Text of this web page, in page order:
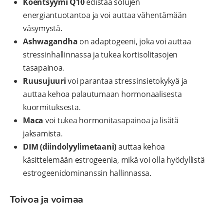
energiantuotantoa ja voi auttaa vähentämään
väsymystä.
Ashwagandha on adaptogeeni, joka voi auttaa
stressinhallinnassa ja tukea kortisolitasojen
tasapainoa.
Ruusujuurivoi parantaa stressinsietokykyä ja
auttaa kehoa palautumaan hormonaalisesta
kuormituksesta.
Maca voi tukea hormonitasapainoa ja lisätä
jaksamista.
DIM (diindolyyli­metaani)auttaa kehoa
käsittelemään estrogeenia, mikä voi olla hyödyllistä
estrogeenidominanssin hallinnassa.
Toivoa ja voimaa